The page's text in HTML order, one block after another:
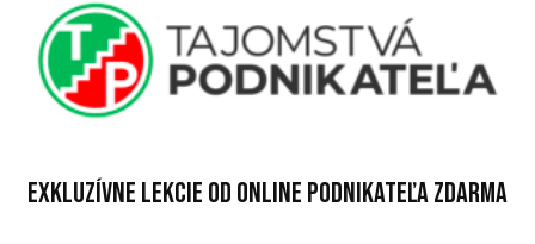
Exkluzívne lekcie od online podnikateľa ZDARMA